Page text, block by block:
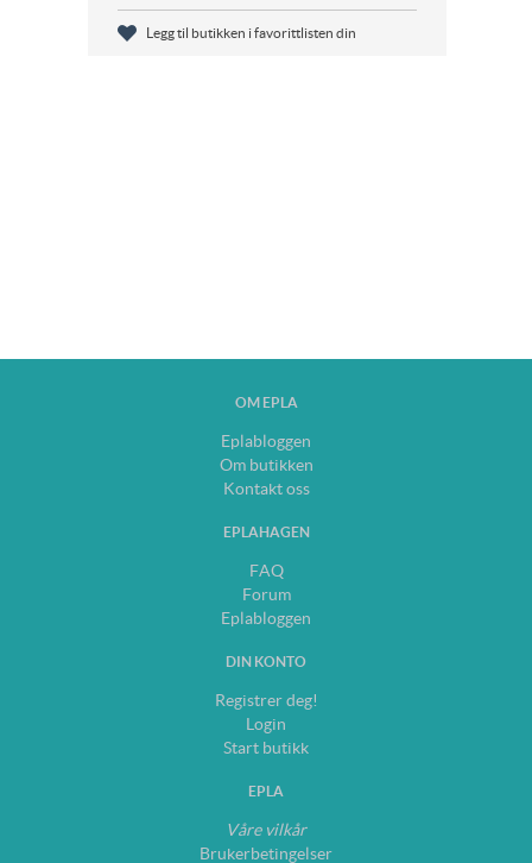
Legg til butikken i favorittlisten din
OM EPLA
Eplabloggen
Om butikken
Kontakt oss
EPLAHAGEN
FAQ
Forum
Eplabloggen
DIN KONTO
Registrer deg!
Login
Start butikk
EPLA
Våre vilkår
Brukerbetingelser